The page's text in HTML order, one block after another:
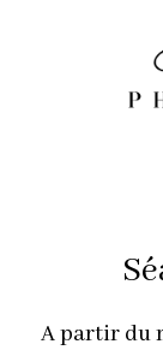
A partir du